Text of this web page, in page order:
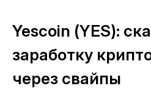
Yescoin (YES):
заработку
через свайпы